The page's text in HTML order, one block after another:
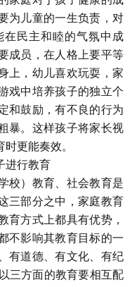
为儿童的一生负责，对
民主和睦的气氛中成
成员，在人格上要平等
上，幼儿喜欢玩耍，家
戏中培养孩子的独立个
和鼓励，有不良的行为
暴。这样孩子将家长视
更能奏效。
行教育
）教育、社会教育是
三部分之中，家庭教育
育方式上都具有优势，
不影响其教育目标的一
有道德、有文化、有纪
三方面的教育要相互配